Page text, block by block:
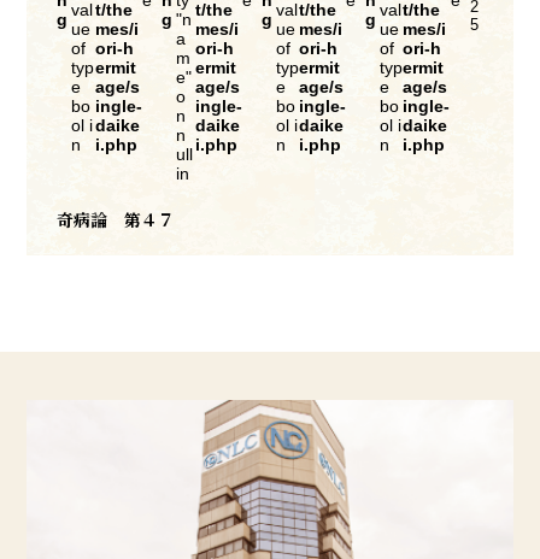
g val
ue
of
typ
e
bo
ol i
n
t/the
mes/i
ori-h
ermit
age/s
ingle-
daike
i.php
g "n
a
m
e"
o
n
n
ull
in
t/the
mes/i
ori-h
ermit
age/s
ingle-
daike
i.php
g val
ue
of
typ
e
bo
ol i
n
t/the
mes/i
ori-h
ermit
age/s
ingle-
daike
i.php
g val
ue
of
typ
e
bo
ol i
n
t/the
mes/i
ori-h
ermit
age/s
ingle-
daike
i.php
2
5
奇病論 第４７